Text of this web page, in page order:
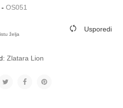
- OS051
želja
Usporedi
Zlatara Lion